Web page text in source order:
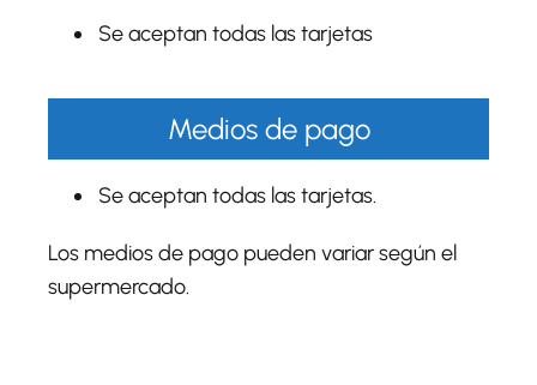
Se aceptan todas las tarjetas
Medios de pago
Se aceptan todas las tarjetas.
Los medios de pago pueden variar según el
supermercado.